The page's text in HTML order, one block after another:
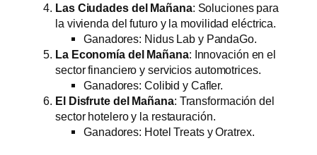
Las Ciudades del Mañana: Soluciones para
la vivienda del futuro y la movilidad eléctrica.
Ganadores: Nidus Lab y PandaGo.
La Economía del Mañana: Innovación en el
sector financiero y servicios automotrices.
Ganadores: Colibid y Cafler.
El Disfrute del Mañana: Transformación del
sector hotelero y la restauración.
Ganadores: Hotel Treats y Oratrex.